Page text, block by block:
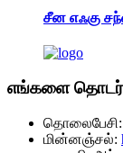
சீன எஃகு
எங்களை
தொலைபேசி:
மின்னஞ்சல்: